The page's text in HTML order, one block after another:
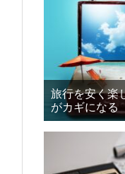
旅行を安く楽
がカギになる